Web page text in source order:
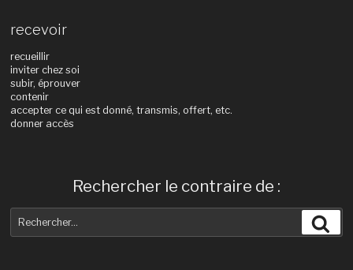
recevoir
recueillir
inviter chez soi
subir, éprouver
contenir
accepter ce qui est donné, transmis, offert, etc.
donner accès
Rechercher le contraire de :
pour